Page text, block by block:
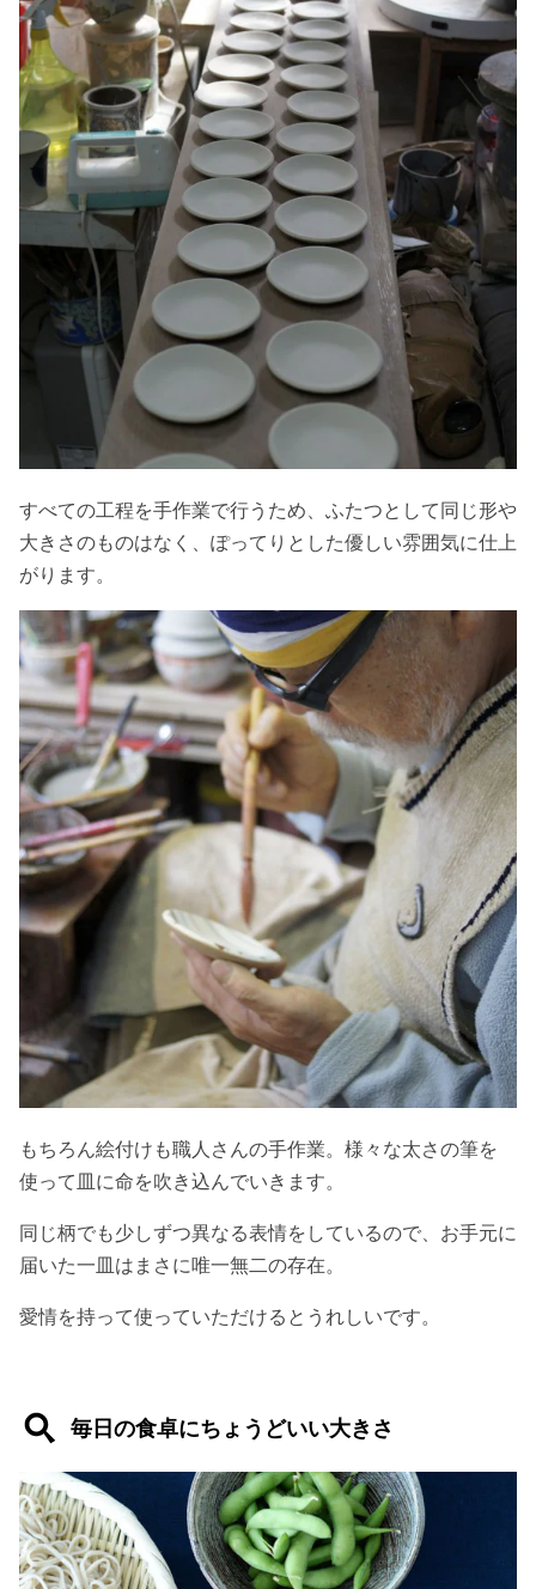
すべての工程を手作業で行うため、ふたつとして同じ形や
大きさのものはなく、ぽってりとした優しい雰囲気に仕上
がります。
もちろん絵付けも職人さんの手作業。様々な太さの筆を
使って皿に命を吹き込んでいきます。
同じ柄でも少しずつ異なる表情をしているので、お手元に
届いた一皿はまさに唯一無二の存在。
愛情を持って使っていただけるとうれしいです。
毎日の食卓にちょうどいい大きさ